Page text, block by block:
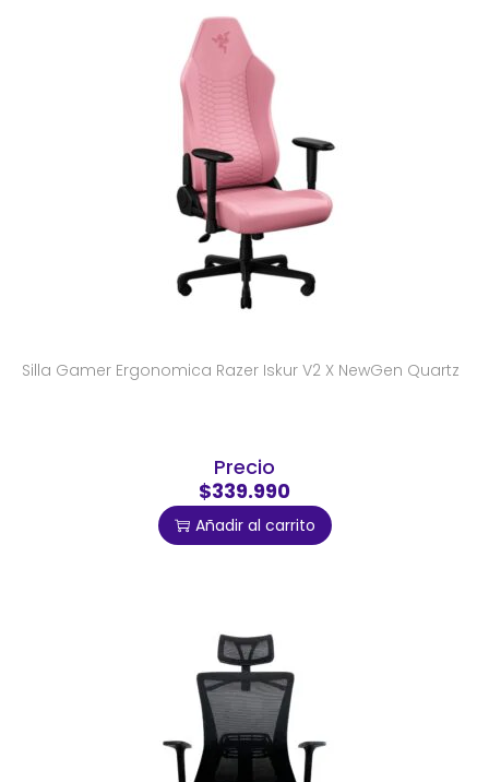
Silla Gamer Ergonomica Razer Iskur V2 X NewGen Quartz
Precio
$339.990
Añadir al carrito